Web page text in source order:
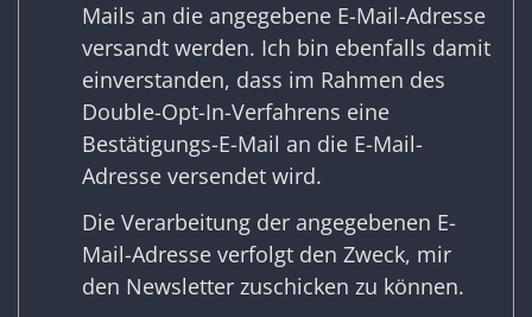
Mails an die angegebene E-Mail-Adresse
versandt werden. Ich bin ebenfalls damit
einverstanden, dass im Rahmen des
Double-Opt-In-Verfahrens eine
Bestätigungs-E-Mail an die E-Mail-
Adresse versendet wird.
Die Verarbeitung der angegebenen E-
Mail-Adresse verfolgt den Zweck, mir
den Newsletter zuschicken zu können.